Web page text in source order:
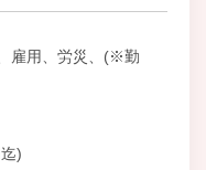
雇用、労災、(※勤
)